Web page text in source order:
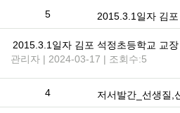
5 2015.3.1일자 김
2015.3.1일자 김포 석정초등학교 교장
관리자 | 2024-03-17 | 조회수:5
4 저서발간_선생질,